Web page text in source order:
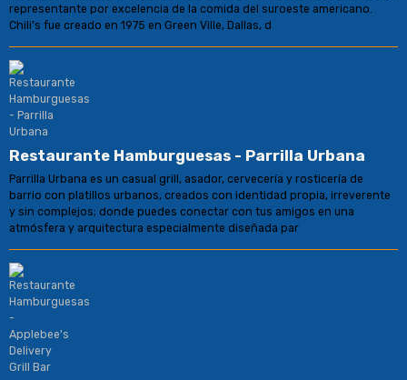
representante por excelencia de la comida del suroeste americano.
Chili’s fue creado en 1975 en Green Ville, Dallas, d
Restaurante Hamburguesas - Parrilla Urbana
Parrilla Urbana es un casual grill, asador, cervecería y rosticería de
barrio con platillos urbanos, creados con identidad propia, irreverente
y sin complejos; donde puedes conectar con tus amigos en una
atmósfera y arquitectura especialmente diseñada par